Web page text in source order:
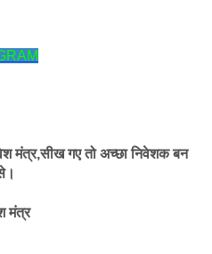
मंत्र,सीख गए तो अच्छा निवेशक बन
मंत्र